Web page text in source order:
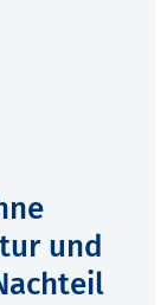
und